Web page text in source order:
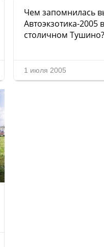
Чем запомнилась
Автоэкзотика-2005 в
столичном Тушино?
1 июля 2005